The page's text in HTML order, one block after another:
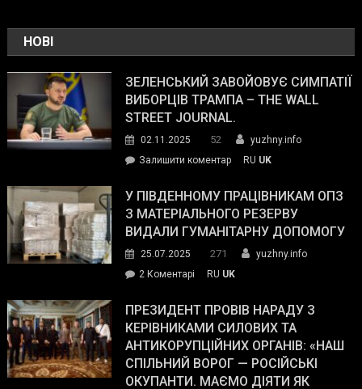
НОВІ
ЗЕЛЕНСЬКИЙ ЗАВОЙОВУЄ СИМПАТІЇ
ВИБОРЦІВ ТРАМПА – THE WALL
STREET JOURNAL.
02.11.2025 52
yuzhny.info
Залишити коментарon
завойовує
симпатії
виборців
The
Street
Journal.
RU UK
У ПІВДЕННОМУ ПРАЦІВНИКАМ ОПЗ
З МАТЕРІАЛЬНОГО РЕЗЕРВУ
ВИДАЛИ ГУМАНІТАРНУ ДОПОМОГУ
25.07.2025 271
yuzhny.info
2 Коментарі
Південному
працівникам
ОПЗ
з
матеріального
RU UK
ПРЕЗИДЕНТ ПРОВІВ НАРАДУ З
КЕРІВНИКАМИ СИЛОВИХ ТА
АНТИКОРУПЦІЙНИХ ОРГАНІВ: «НАШ
СПІЛЬНИЙ ВОРОГ — РОСІЙСЬКІ
ОКУПАНТИ. МАЄМО ДІЯТИ ЯК